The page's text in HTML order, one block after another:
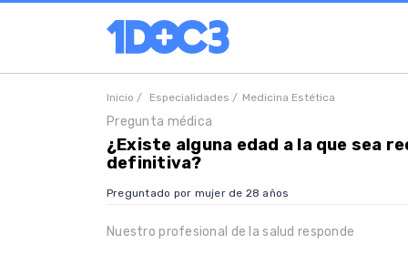
Inicio / Especialidades / Medicina Estética
Pregunta médica
¿Existe alguna edad a la que sea
definitiva?
Preguntado por mujer de 28 años
Nuestro profesional de la salud responde